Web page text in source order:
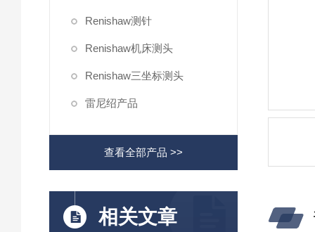
Renishaw测针
Renishaw机床测头
Renishaw三坐标测头
雷尼绍产品
查看全部产品 >>
相关文章